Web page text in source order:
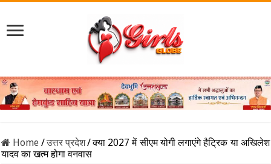
Home /उत्तर प्रदेश/क्या 2027 में सीएम योगी लगाएंगे हैट्रिक या अखिलेश
यादव का खत्म होगा वनवास